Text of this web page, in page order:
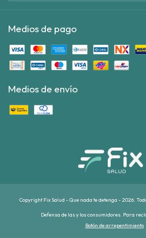
Medios de pago
Medios de envío
Copyright Fix Salud - Que nada te detenga - 2026.
Defensa de las y los consumidores. Para
Botón de arrepentimiento